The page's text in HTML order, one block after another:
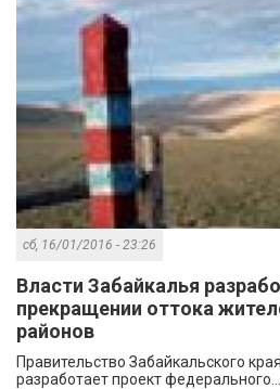
сб, 16/01/2016 - 23:26
Власти Забайкалья
прекращении оттока
районов
Правительство Забайкальского
разработает проект федерального...